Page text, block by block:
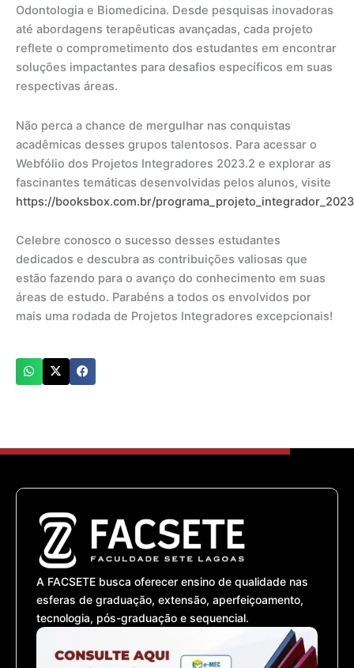
Odontologia e Biomedicina. Desde pesquisas inovadoras
até abordagens terapêuticas avançadas, cada projeto
reflete o comprometimento dos estudantes em encontrar
soluções impactantes para desafios específicos em suas
respectivas áreas.
Não perca a chance de mergulhar nas conquistas
acadêmicas desses grupos talentosos. Para acessar o
Webfólio dos Projetos Integradores 2023.2 e explorar as
fascinantes temáticas desenvolvidas pelos alunos, visite
https://booksbox.com.br/
Celebre conosco o sucesso desses estudantes
dedicados e descubra as contribuições valiosas que
estão fazendo para o avanço do conhecimento em suas
áreas de estudo. Parabéns a todos os envolvidos por
mais uma rodada de Projetos Integradores excepcionais!
A FACSETE busca oferecer ensino de qualidade nas
esferas de graduação, extensão, aperfeiçoamento,
tecnologia, pós-graduação e sequencial.